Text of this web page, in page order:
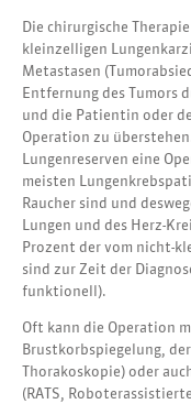
Die chirurgische
kleinzelligen
Metastasen
Entfernung des Tumors
und die Patientin oder
Operation zu
Lungenreserven eine
meisten
Raucher sind und
Lungen und des Herz-
Prozent der vom nicht-
sind zur Zeit der
funktionell).
Oft kann die Operation
Brustkorbspiegelung,
Thorakoskopie) oder
(RATS,